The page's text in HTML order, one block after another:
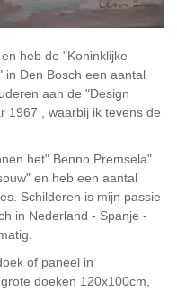
heb de "Koninklijke
in Den Bosch een aantal
aan de "Design
1967 , waarbij ik tevens de
het" Benno Premsela"
en heb een aantal
Schilderen is mijn passie
in Nederland - Spanje -
.
of paneel in
doeken 120x100cm,